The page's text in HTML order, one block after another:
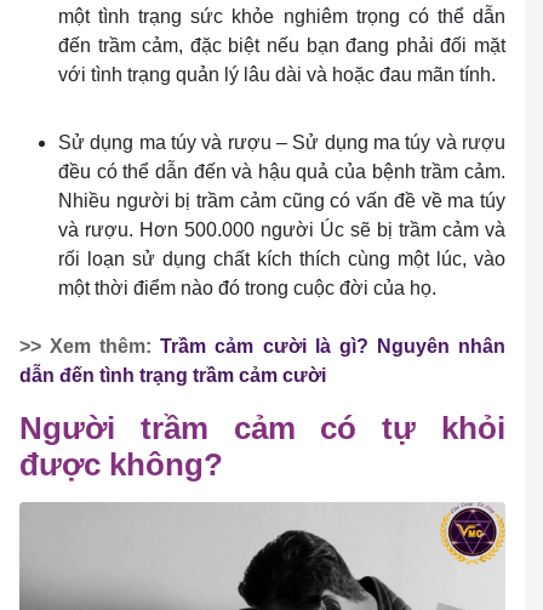
một tình trạng sức khỏe nghiêm trọng có thể dẫn
đến trầm cảm, đặc biệt nếu bạn đang phải đối mặt
với tình trạng quản lý lâu dài và hoặc đau mãn tính.
Sử dụng ma túy và rượu – Sử dụng ma túy và rượu
đều có thể dẫn đến và hậu quả của bệnh trầm cảm.
Nhiều người bị trầm cảm cũng có vấn đề về ma túy
và rượu. Hơn 500.000 người Úc sẽ bị trầm cảm và
rối loạn sử dụng chất kích thích cùng một lúc, vào
một thời điểm nào đó trong cuộc đời của họ.
>> Xem thêm:Trầm cảm cười là gì? Nguyên nhân
dẫn đến tình trạng trầm cảm cười
Người trầm cảm có tự khỏi
được không?